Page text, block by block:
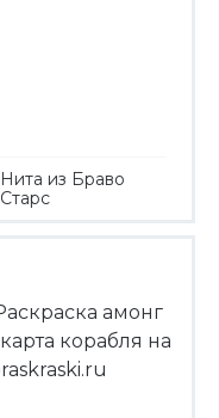
Нита из Браво
Старс